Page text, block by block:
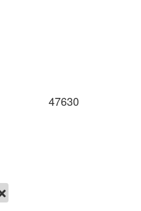
47630